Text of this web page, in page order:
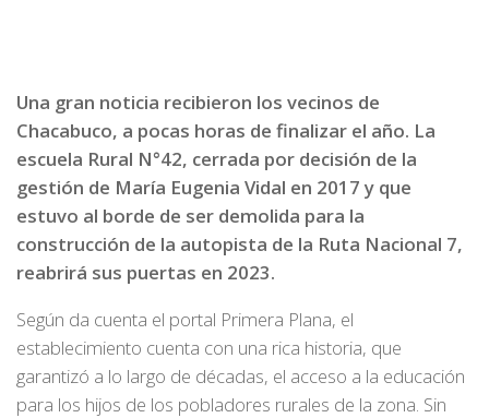
Una gran noticia recibieron los vecinos de
Chacabuco, a pocas horas de finalizar el año. La
escuela Rural N°42, cerrada por decisión de la
gestión de María Eugenia Vidal en 2017 y que
estuvo al borde de ser demolida para la
construcción de la autopista de la Ruta Nacional 7,
reabrirá sus puertas en 2023.
Según da cuenta el portal Primera Plana, el
establecimiento cuenta con una rica historia, que
garantizó a lo largo de décadas, el acceso a la educación
para los hijos de los pobladores rurales de la zona. Sin